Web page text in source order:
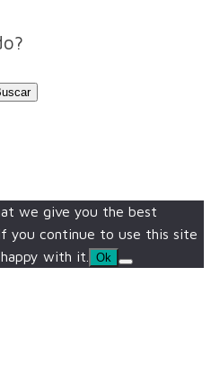
we give you the best
you continue to use this site
with it.
Ok